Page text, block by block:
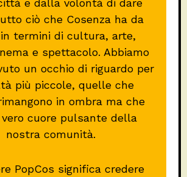
e dalla volontà di dare
ciò che Cosenza ha da
termini di cultura, arte,
e spettacolo. Abbiamo
un occhio di riguardo per
più piccole, quelle che
in ombra ma che
cuore pulsante della
nostra comunità.
PopCos significa credere